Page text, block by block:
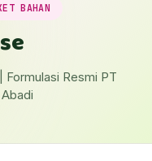
BAHAN
Formulasi Resmi PT